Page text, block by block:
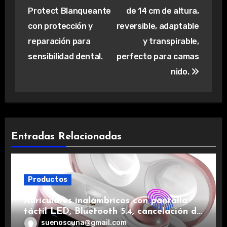
entradas
Protect Blanqueante
con protección y
reparación para
sensibilidad dental.
de 14 cm de altura,
reversible, adaptable
y transpirable,
perfecto para camas
nido.
Entradas Relacionadas
Productos
Auriculares inalámbricos con pantalla
táctil LED, Bluetooth 5.4, cancelación de
ruido, impermeables y de larga duración.
suenoscuna@gmail.com